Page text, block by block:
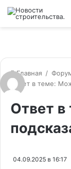
Главная /
Ответ в теме:
Ответ
04.09.2025 в 16:17